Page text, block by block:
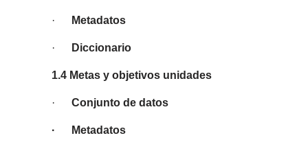
· Metadatos
· Diccionario
1.4 Metas y objetivos unidades
· Conjunto de datos
· Metadatos